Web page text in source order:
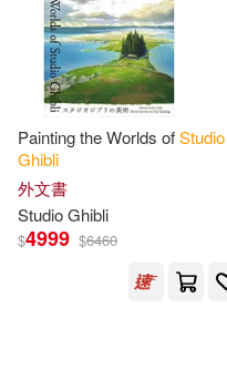
本週上市新品(3)
電子書 (可複選)
適合手機平板閱讀(1)
Painting the Worlds ofStudio
Ghibli
外文書
StudioGhibli
$4999 $6460